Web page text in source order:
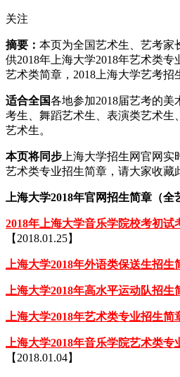
关注
摘要： 本页为全国艺术生、艺考家
供2018年上海大学2018年艺术类
艺术类简章，2018上海大学艺考招
适合全国各地参加2018届艺考的
考生、舞蹈艺术生、表演类艺术生
艺术生。
本页将同步 上海大学招生网官网
艺术类专业招生简章，请大家收藏
上海大学2018年官网招生简章（
2018年上海大学音乐学院校考初试
【2018.01.25】
上海大学2018年外语类保送生招生
上海大学2018年高水平运动队招生
上海大学2018年艺术类专业招生简
上海大学2018年音乐学院艺术类
【2018.01.04】